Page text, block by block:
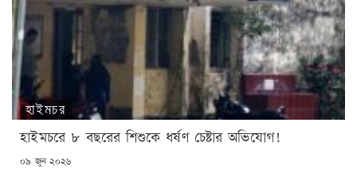
হাইমচর
হাইমচরে ৮ বছরের শিশুকে ধর্ষণ চেষ্টার অভিযোগ!
POSTED
০৯ জুন ২০২৬